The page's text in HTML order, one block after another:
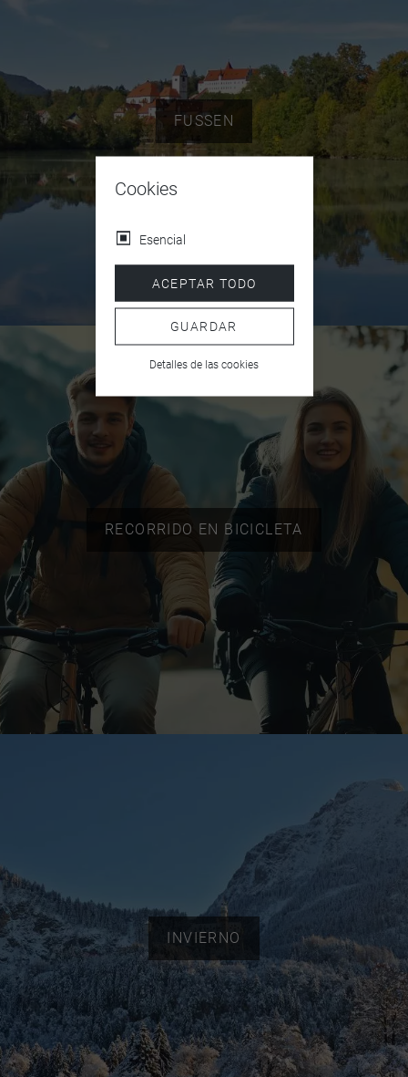
FUSSEN
RECORRIDO EN BICICLETA
INVIERNO
Cookies
Esencial
ACEPTAR TODO
GUARDAR
Detalles de las cookies